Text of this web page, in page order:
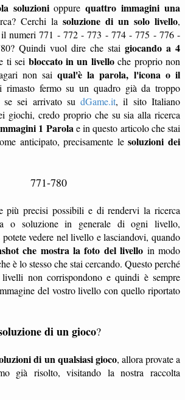
soluzionioppurequattro immagini una
Cerchi la soluzione di un solo livello,
il numeri 771 - 772 - 773 - 774 - 775 - 776 -
Quindi vuol dire che stai giocando a 4
ti sei bloccato in un livelloche proprio non
non saiqual'è la parola, l'icona o il
rimasto fermo su un quadro già da troppo
se sei arrivato sudGame.it, il sito Italiano
giochi, credo proprio che su sia alla ricerca
1 Parola e in questo articolo che stai
anticipato, precisamente lesoluzioni dei
771-780
più precisi possibili e di rendervi la ricerca
o soluzione in generale di ogni livello,
vedere nel livello e lasciandovi, quando
che mostra la foto del livello in modo
è lo stesso che stai cercando. Questo perché
non corrispondono e quindi è sempre
del vostro livello con quello riportato
di un gioco?
di un qualsiasi gioco, allora provate a
già risolto, visitando la nostra raccolta